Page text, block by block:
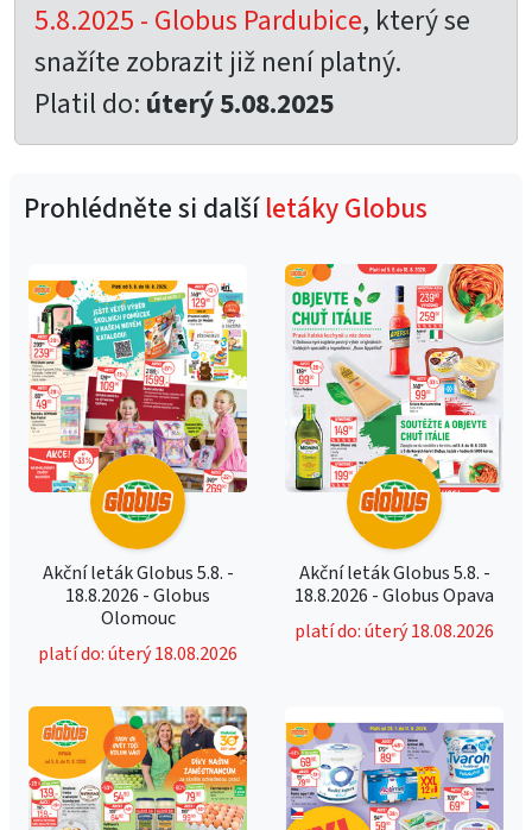
5.8.2025 - Globus Pardubice, který se
snažíte zobrazit již není platný.
Platil do: úterý 5.08.2025
Prohlédněte si dalšíletáky Globus
Akční leták Globus 5.8. -
18.8.2026 - Globus
Olomouc
platí do: úterý 18.08.2026
Akční leták Globus 5.8. -
18.8.2026 - Globus Opava
platí do: úterý 18.08.2026